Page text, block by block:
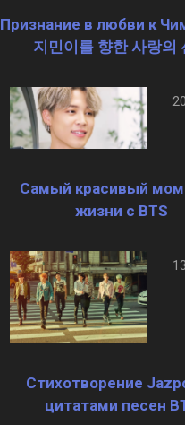
Признание в любви к
지민이를 향한 사랑의
Самый красивый
жизни с BTS
Стихотворение
цитатами песен